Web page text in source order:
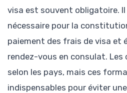
visa est souvent obligatoire.
nécessaire pour la
paiement des frais de visa et
rendez-vous en consulat.
selon les pays, mais ces
indispensables pour éviter